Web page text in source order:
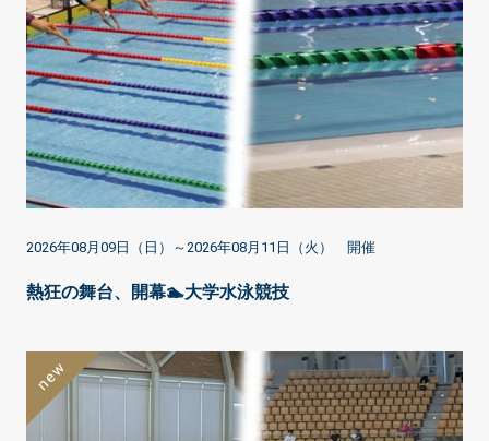
2026年08月09日（日）～2026年08月11日（火） 開催
熱狂の舞台、開幕🏊大学水泳競技